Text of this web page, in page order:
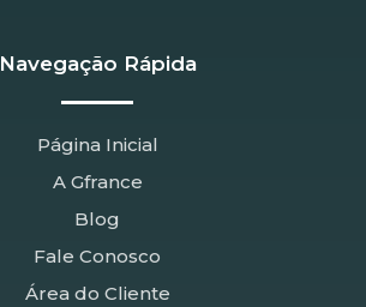
Navegação Rápida
Página Inicial
A Gfrance
Blog
Fale Conosco
Área do Cliente